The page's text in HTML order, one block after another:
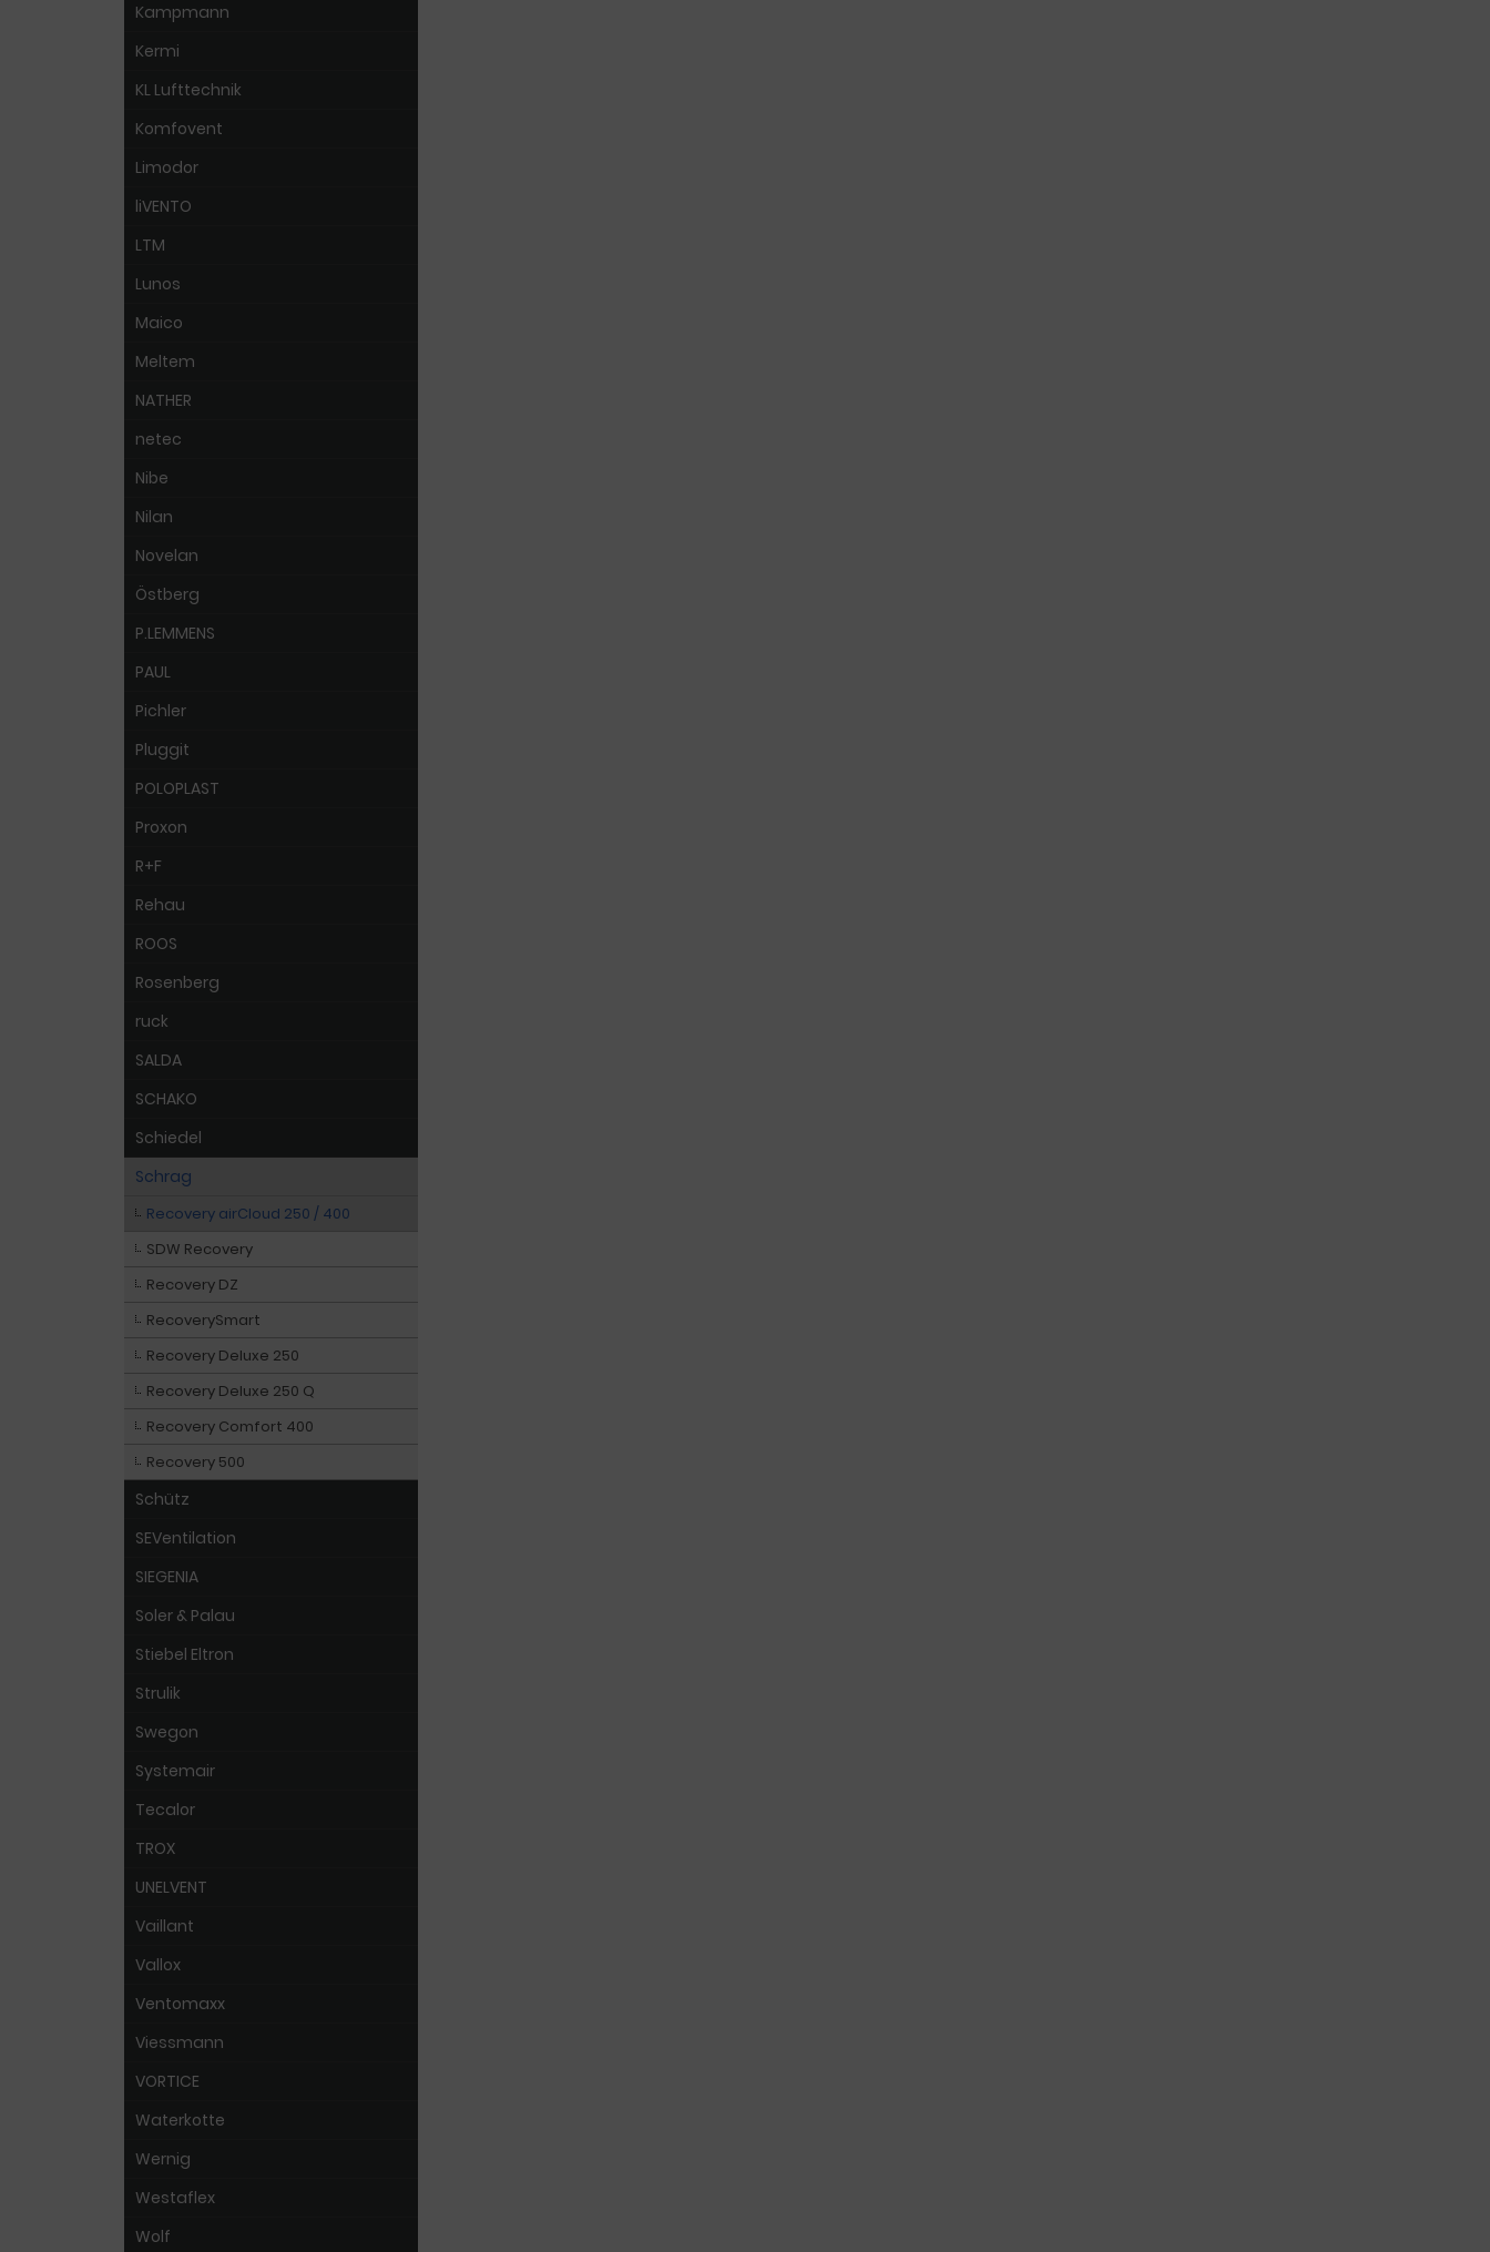
Kampmann
Kermi
KL Lufttechnik
Komfovent
Limodor
liVENTO
LTM
Lunos
Maico
Meltem
NATHER
netec
Nibe
Nilan
Novelan
Östberg
P.LEMMENS
PAUL
Pichler
Pluggit
POLOPLAST
Proxon
R+F
Rehau
ROOS
Rosenberg
ruck
SALDA
SCHAKO
Schiedel
Schrag
Recovery airCloud 250 / 400
SDW Recovery
Recovery DZ
RecoverySmart
Recovery Deluxe 250
Recovery Deluxe 250 Q
Recovery Comfort 400
Recovery 500
Schütz
SEVentilation
SIEGENIA
Soler & Palau
Stiebel Eltron
Strulik
Swegon
Systemair
Tecalor
TROX
UNELVENT
Vaillant
Vallox
Ventomaxx
Viessmann
VORTICE
Waterkotte
Wernig
Westaflex
Wolf